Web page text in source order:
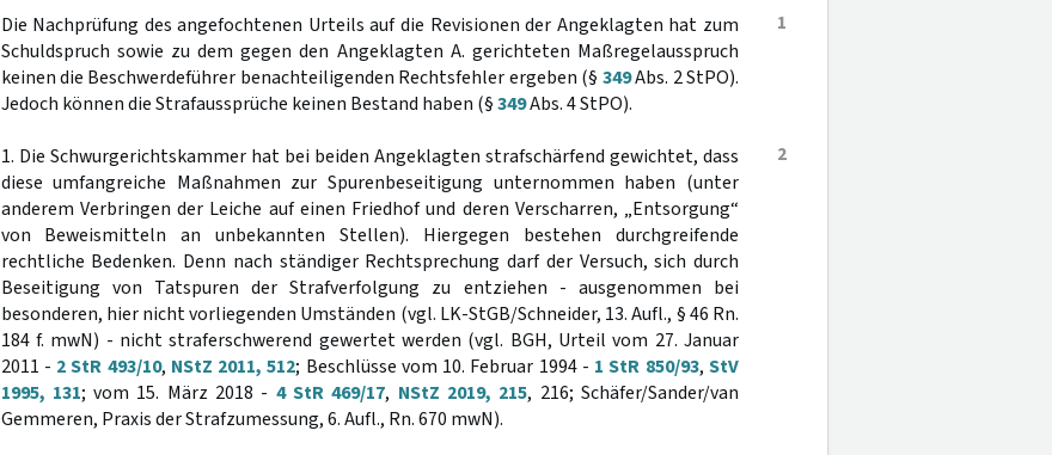
1
Die Nachprüfung des angefochtenen Urteils auf die Revisionen der Angeklagten hat zum
Schuldspruch sowie zu dem gegen den Angeklagten A. gerichteten Maßregelausspruch
keinen die Beschwerdeführer benachteiligenden Rechtsfehler ergeben (§ 349Abs. 2 StPO).
Jedoch können die Strafaussprüche keinen Bestand haben (§349Abs. 4 StPO).
2
1. Die Schwurgerichtskammer hat bei beiden Angeklagten strafschärfend gewichtet, dass
diese umfangreiche Maßnahmen zur Spurenbeseitigung unternommen haben (unter
anderem Verbringen der Leiche auf einen Friedhof und deren Verscharren, „Entsorgung“
von Beweismitteln an unbekannten Stellen). Hiergegen bestehen durchgreifende
rechtliche Bedenken. Denn nach ständiger Rechtsprechung darf der Versuch, sich durch
Beseitigung von Tatspuren der Strafverfolgung zu entziehen - ausgenommen bei
besonderen, hier nicht vorliegenden Umständen (vgl. LK-StGB/Schneider, 13. Aufl., § 46 Rn.
184 f. mwN) - nicht straferschwerend gewertet werden (vgl. BGH, Urteil vom 27. Januar
2011 - 2 StR 493/10, NStZ 2011, 512; Beschlüsse vom 10. Februar 1994 - 1 StR 850/93,StV
1995, 131; vom 15. März 2018 - 4 StR 469/17, NStZ 2019, 215, 216; Schäfer/Sander/van
Gemmeren, Praxis der Strafzumessung, 6. Aufl., Rn. 670 mwN).